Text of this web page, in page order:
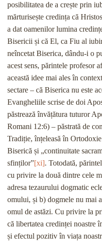
posibilitatea de a crește prin
mărturisește credința că
a dat oamenilor lumina
Bisericii și că El, ca Fiu al
neîncetat Biserica, dându-i o
acest sens, părintele profesor
această idee mai ales în
sectare – că Biserica nu este
Evangheliile scrise de doi
păstrează învățătura tuturor
Romani 12:6) – păstrată de
Tradiție, înțeleasă în
Biserică și „continuitate
sfinților”[xi]. Totodată,
cu privire la două dintre cele
adresa tezaurului dogmatic
omului, și b) dogmele nu mai
omul de astăzi. Cu privire la
că libertatea credinței noastre
și efectul pozitiv în viața